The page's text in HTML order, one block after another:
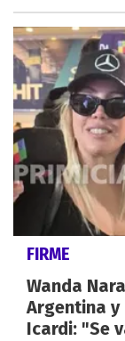
FIRME
Wanda
Argentina
Icardi: "Se